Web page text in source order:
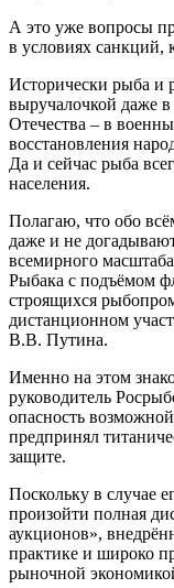
А это уже вопросы
в условиях санкций,
Исторически рыба и
выручалочкой даже
Отечества – в
восстановления
Да и сейчас рыба
населения.
Полагаю, что обо
даже и не
всемирного
Рыбака с подъёмом
строящихся
дистанционном
В.В. Путина.
Именно на этом
руководитель
опасность
предпринял
защите.
Поскольку в случае
произойти полная
аукционов»,
практике и широко
рыночной